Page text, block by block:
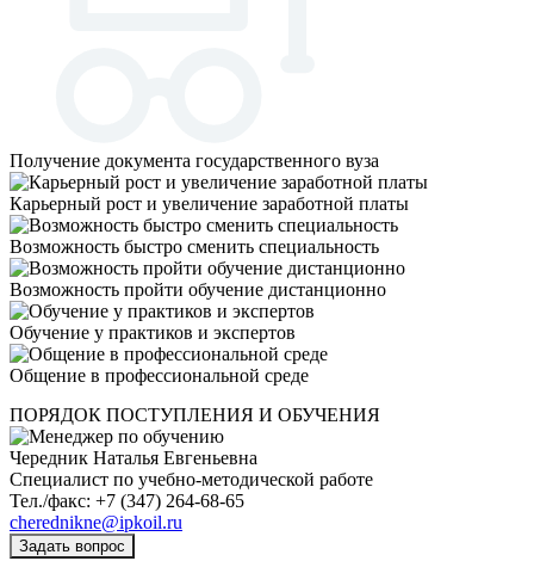
Получение документа государственного вуза
Карьерный рост и увеличение заработной платы
Возможность быстро сменить специальность
Возможность пройти обучение дистанционно
Обучение у практиков и экспертов
Общение в профессиональной среде
ПОРЯДОК ПОСТУПЛЕНИЯ И ОБУЧЕНИЯ
Чередник Наталья Евгеньевна
Специалист по учебно-методической работе
Тел./факс: +7 (347) 264-68-65
cherednikne@ipkoil.ru
Задать вопрос